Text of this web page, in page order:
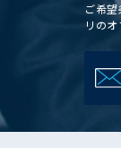
ご希
リの